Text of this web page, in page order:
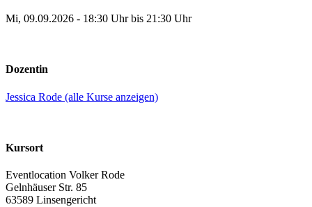
Mi, 09.09.2026 - 18:30 Uhr bis 21:30 Uhr
Dozentin
Jessica Rode (alle Kurse anzeigen)
Kursort
Eventlocation Volker Rode
Gelnhäuser Str. 85
63589 Linsengericht